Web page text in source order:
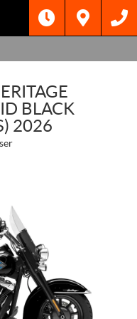
BLACK
2026